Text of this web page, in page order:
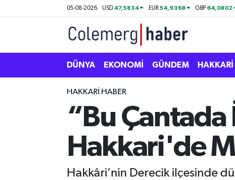
05-08-2026 USD 47,5834 EUR54,9368 GBP 64,0802
DÜNYA EKONOMİ GÜNDEM HAKKARİ
HAKKARI HABER
“Bu Çantada
Hakkari'de
Hakkâri’nin Derecik ilçesinde
Hakkâri Nöbetçi Eczaneler
Hakkâri Hava Durumu
Hakkari Namaz Vakitleri
Hakkâri Trafik Yoğunluk Haritası
Süper Lig Puan Durumu ve Fikstür